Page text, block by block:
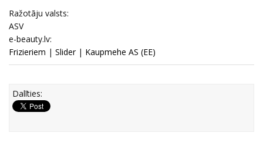
Ražotāju valsts:
ASV
e-beauty.lv:
Frizieriem | Slider| Kaupmehe AS (EE)
Dalīties: